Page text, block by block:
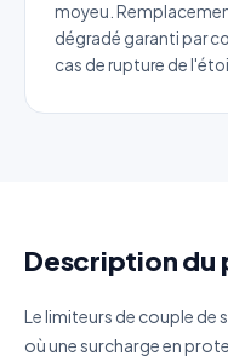
moyeu.
dégradé garanti par
cas de rupture de
Description du
Le limiteurs de couple de
où une surcharge en
Catégorie